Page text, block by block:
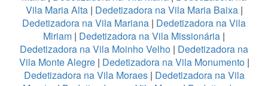
Vila Maria Alta| Dedetizadora na Vila Maria Baixa|
Dedetizadora na Vila Mariana | Dedetizadora na Vila
Miriam | Dedetizadora na Vila Missionária |
Dedetizadora na Vila Moinho Velho | Dedetizadora na
Vila Monte Alegre| Dedetizadora na Vila Monumento|
Dedetizadora na Vila Moraes| Dedetizadora na Vila